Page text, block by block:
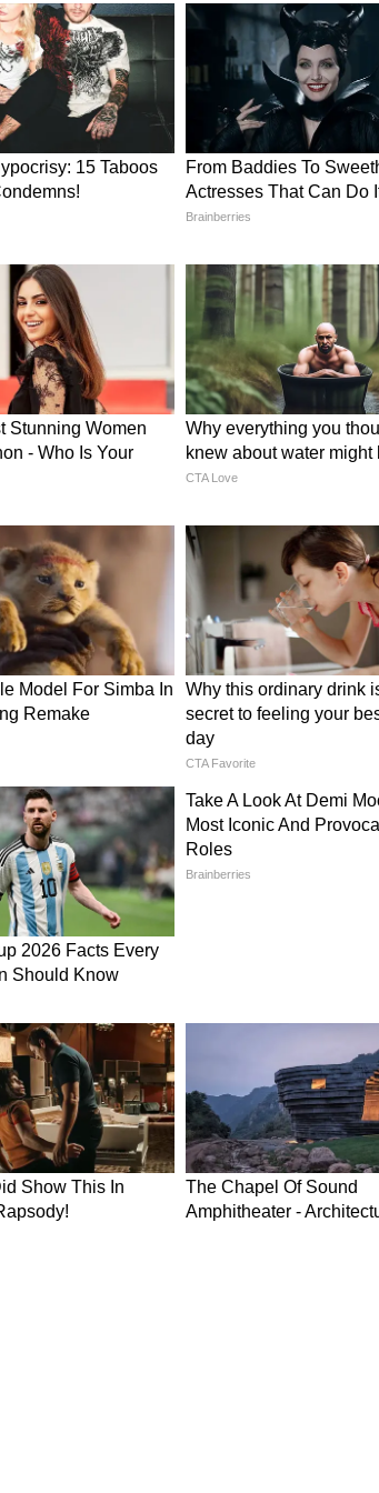
निशानों का भी जिक्र किया। उन्होंने लिखा,
पता है कि समय के साथ ये हल्के पड़ जाएंगे।
है। फिर मैं खुद को याद दिलाती हूं कि ये
उन्होंने आगे कहा, "38 साल की उम्र में मुझे
उम्र बढ़ना अपने आप में एक सौभाग्य है। अगर
कृतज्ञता और कुछ निशान मिलते हैं, तो मैं
करना चाहती हैं सुमोना
तस्वीरें और वीडियो शेयर करने का माध्यम
हैं जहां लोग खुलकर जरूरी मुद्दों पर बात
एंडोमेट्रियोसिस, पेरिमेनोपॉज,
पालतू जानवर जैसे विषयों पर बात कर सकें।
आमिर खान की तीसरी शादी पर
वायरल हुआ सलमान का मजाक, कहा
कुछ ऐसा जमके लगे ठहाके
(Chronic Inflammatory Disease) से
जैसे टिश्यू गर्भाशय के बाहर
हार्मोन पर प्रतिक्रिया करते हैं और हर
समस्याएं पैदा कर सकते हैं। स बीमारी की
लक्षण दूसरी कई बीमारियों से मिलते-जुलते